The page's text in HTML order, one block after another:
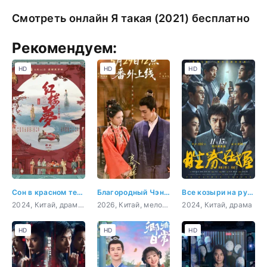
Смотреть онлайн Я такая (2021) бесплатно
Рекомендуем:
Сон в красном тереме
2024, Китай, драма, мелодрама
HD
Благородный Чэнь и прекрасная Цзинь
2026, Китай, мелодрама, история
HD
Все козыри на руках
2024, Китай, драма
HD
HD HD HD